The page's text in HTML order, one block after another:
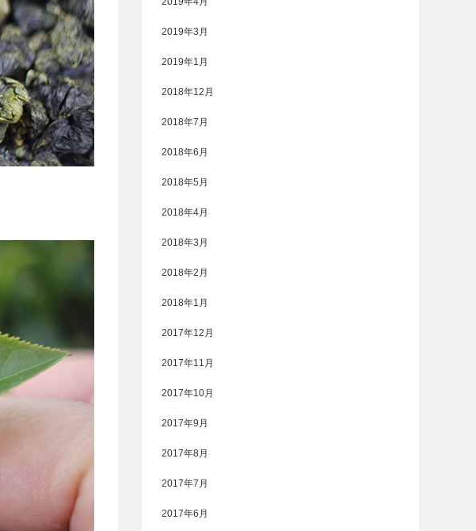
2019年3月
2019年1月
2018年12月
2018年7月
2018年6月
2018年5月
2018年4月
2018年3月
2018年2月
2018年1月
2017年12月
2017年11月
2017年10月
2017年9月
2017年8月
2017年7月
2017年6月